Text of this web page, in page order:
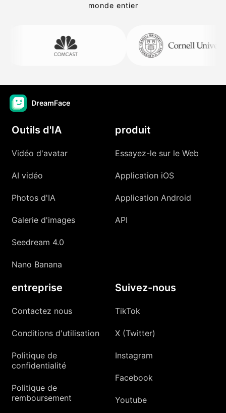
monde entier
DreamFace
Outils d'IA
Vidéo d'avatar
AI vidéo
Photos d'IA
Galerie d'images
Seedream 4.0
Nano Banana
produit
Essayez-le sur le Web
Application iOS
Application Android
API
entreprise
Contactez nous
Conditions d'utilisation
Politique de
confidentialité
Politique de
remboursement
Suivez-nous
TikTok
X (Twitter)
Instagram
Facebook
Youtube